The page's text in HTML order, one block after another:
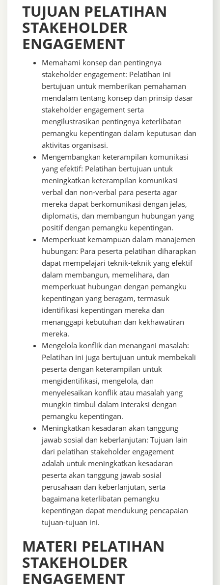
TUJUAN PELATIHAN
STAKEHOLDER
ENGAGEMENT
Memahami konsep dan pentingnya
stakeholder engagement: Pelatihan ini
bertujuan untuk memberikan pemahaman
mendalam tentang konsep dan prinsip dasar
stakeholder engagement serta
mengilustrasikan pentingnya keterlibatan
pemangku kepentingan dalam keputusan dan
aktivitas organisasi.
Mengembangkan keterampilan komunikasi
yang efektif: Pelatihan bertujuan untuk
meningkatkan keterampilan komunikasi
verbal dan non-verbal para peserta agar
mereka dapat berkomunikasi dengan jelas,
diplomatis, dan membangun hubungan yang
positif dengan pemangku kepentingan.
Memperkuat kemampuan dalam manajemen
hubungan: Para peserta pelatihan diharapkan
dapat mempelajari teknik-teknik yang efektif
dalam membangun, memelihara, dan
memperkuat hubungan dengan pemangku
kepentingan yang beragam, termasuk
identifikasi kepentingan mereka dan
menanggapi kebutuhan dan kekhawatiran
mereka.
Mengelola konflik dan menangani masalah:
Pelatihan ini juga bertujuan untuk membekali
peserta dengan keterampilan untuk
mengidentifikasi, mengelola, dan
menyelesaikan konflik atau masalah yang
mungkin timbul dalam interaksi dengan
pemangku kepentingan.
Meningkatkan kesadaran akan tanggung
jawab sosial dan keberlanjutan: Tujuan lain
dari pelatihan stakeholder engagement
adalah untuk meningkatkan kesadaran
peserta akan tanggung jawab sosial
perusahaan dan keberlanjutan, serta
bagaimana keterlibatan pemangku
kepentingan dapat mendukung pencapaian
tujuan-tujuan ini.
MATERI PELATIHAN
STAKEHOLDER
ENGAGEMENT